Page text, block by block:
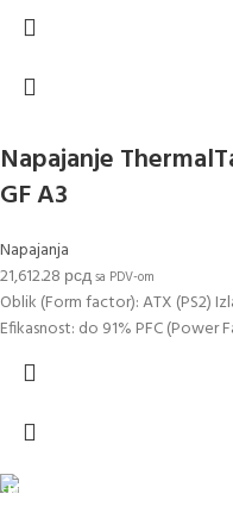
Napajanje
GF A3
Napajanja
21,612.28 рсдsa PDV-om
Oblik (Form factor): ATX (PS2)
Efikasnost: do 91% PFC